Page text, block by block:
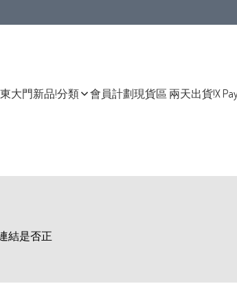
大門新品!分類 會員計劃現貨區 兩天出貨!X
結是否正